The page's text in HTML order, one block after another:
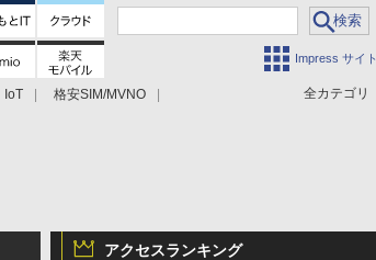
Impress サイト
全カテゴリ
IoT
格安SIM/MVNO
アクセスランキング